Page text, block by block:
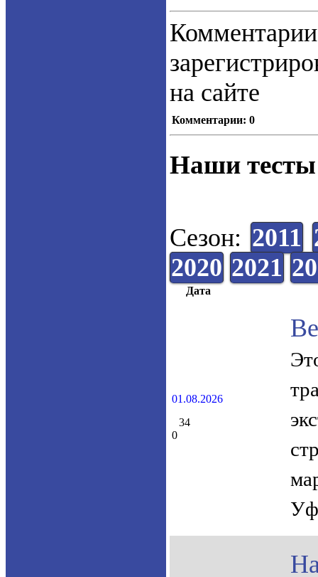
на сайте
Комментарии: 0
Наши тесты
Сезон: 2011
2020 2021
Дата
01.08.2026
34
0